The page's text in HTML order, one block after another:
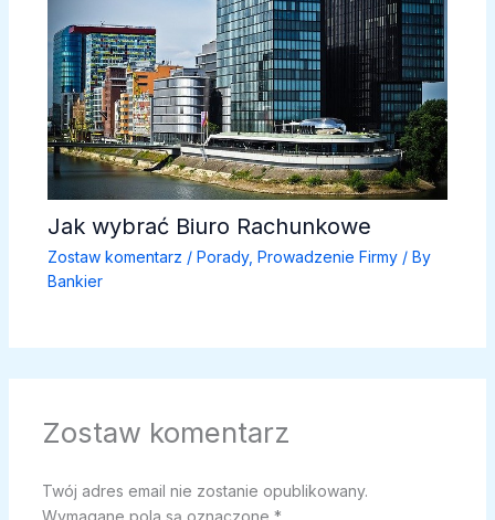
Jak wybrać Biuro Rachunkowe
Zostaw komentarz / Porady, Prowadzenie Firmy/ By
Bankier
Zostaw komentarz
Twój adres email nie zostanie opublikowany.
Wymagane pola są oznaczone *